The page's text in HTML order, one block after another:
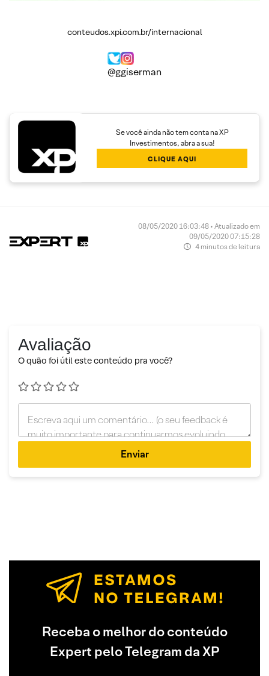
conteudos.xpi.com.br/internacional
@ggiserman
Se você ainda não tem conta na XP
Investimentos, abra a sua!
CLIQUE AQUI
08/05/2020 16:03:48 • Atualizado em
09/05/2020 07:15:28
4 minutos de leitura
Avaliação
O quão foi útil este conteúdo pra você?
Enviar
Receba o melhor do conteúdo
Expert pelo Telegram da XP